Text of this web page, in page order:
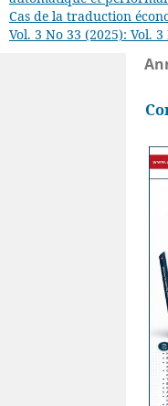
Cas de la traduction
Vol. 3 No 33 (2025): Vol.